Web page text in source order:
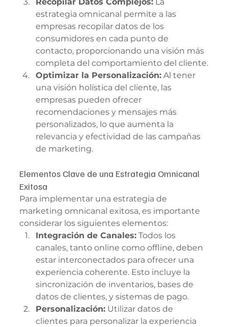
Recopilar Datos Complejos: La
estrategia omnicanal permite a las
empresas recopilar datos de los
consumidores en cada punto de
contacto, proporcionando una visión más
completa del comportamiento del cliente.
Optimizar la Personalización: Al tener
una visión holística del cliente, las
empresas pueden ofrecer
recomendaciones y mensajes más
personalizados, lo que aumenta la
relevancia y efectividad de las campañas
de marketing.
Elementos Clave de una Estrategia Omnicanal
Exitosa
Para implementar una estrategia de
marketing omnicanal exitosa, es importante
considerar los siguientes elementos:
Integración de Canales: Todos los
canales, tanto online como offline, deben
estar interconectados para ofrecer una
experiencia coherente. Esto incluye la
sincronización de inventarios, bases de
datos de clientes, y sistemas de pago.
Personalización: Utilizar datos de
clientes para personalizar la experiencia